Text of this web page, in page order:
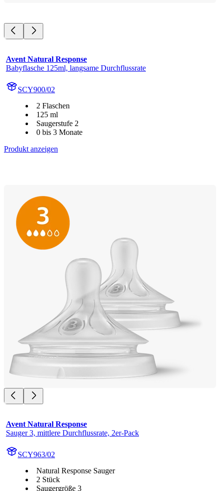
Avent Natural Response
Babyflasche 125ml, langsame Durchflussrate
SCY900/02
2 Flaschen
125 ml
Saugerstufe 2
0 bis 3 Monate
Produkt anzeigen
Avent Natural Response
Sauger 3, mittlere Durchflussrate, 2er-Pack
SCY963/02
Natural Response Sauger
2 Stück
Saugergröße 3